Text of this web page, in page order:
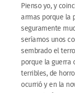
Pienso yo, y
armas porque la
seguramente
seríamos unos
sembrado el
porque la guerra
terribles, de
ocurrió y en la